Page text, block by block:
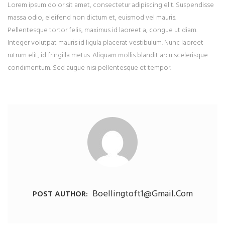
Lorem ipsum dolor sit amet, consectetur adipiscing elit. Suspendisse
massa odio, eleifend non dictum et, euismod vel mauris.
Pellentesque tortor felis, maximus id laoreet a, congue ut diam.
Integer volutpat mauris id ligula placerat vestibulum. Nunc laoreet
rutrum elit, id fringilla metus. Aliquam mollis blandit arcu scelerisque
condimentum. Sed augue nisi pellentesque et tempor.
POST AUTHOR: Boellingtoft1@gmail.com